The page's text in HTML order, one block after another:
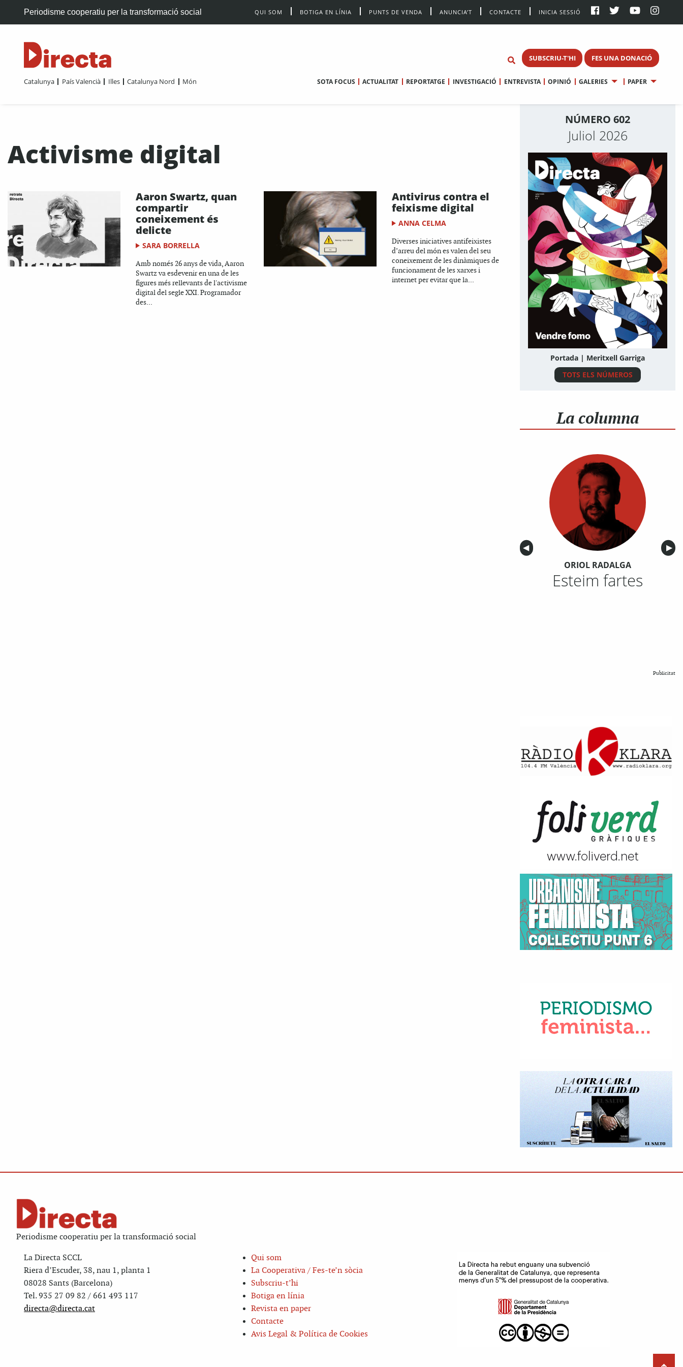
Periodisme cooperatiu per la transformació social QUI SOM BOTIGA EN LÍNIA PUNTS DE VENDA ANUNCIA’T CONTACTE INICIA SESSIÓ
SUBSCRIU-T'HI FES UNA DONACIÓ
Catalunya País Valencià Illes Catalunya Nord Món SOTA FOCUS ACTUALITAT REPORTATGE INVESTIGACIÓ ENTREVISTA OPINIÓ GALERIES PAPER
Activisme digital
Aaron Swartz, quan
compartir
coneixement és
delicte
SARA BORRELLA
Amb només 26 anys de vida, Aaron
Swartz va esdevenir en una de les
figures més rellevants de l'activisme
digital del segle XXI. Programador
des...
Antivirus contra el
feixisme digital
ANNA CELMA
Diverses iniciatives antifeixistes
d’arreu del món es valen del seu
coneixement de les dinàmiques de
funcionament de les xarxes i
internet per evitar que la...
NÚMERO 602
Juliol 2026
Portada | Meritxell Garriga
TOTS ELS NÚMEROS
La columna
Anterior
◀︎ ▶︎
ORIOL RADALGA
Esteim fartes
Publicitat
Periodisme cooperatiu per la transformació social
La Directa SCCL
Riera d’Escuder, 38, nau 1, planta 1
08028 Sants (Barcelona)
Tel. 935 27 09 82 / 661 493 117
directa@directa.cat
Qui som
La Cooperativa / Fes-te’n sòcia
Subscriu-t’hi
Botiga en línia
Revista en paper
Contacte
Avis Legal & Política de Cookies